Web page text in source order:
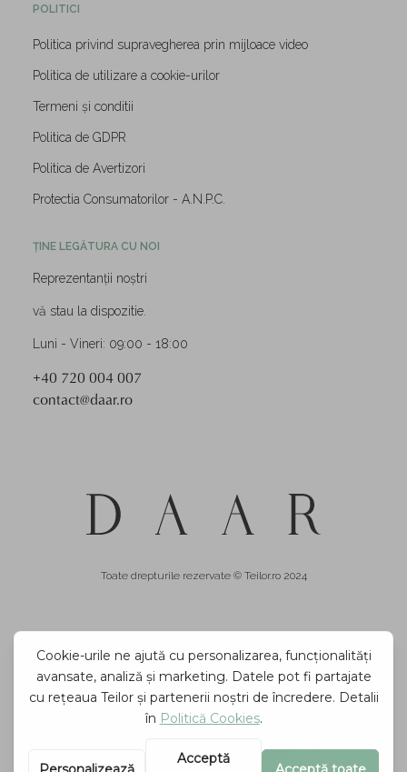
POLITICI
Politica privind supravegherea prin mijloace video
Politica de utilizare a cookie-urilor
Termeni și conditii
Politica de GDPR
Politica de Avertizori
Protectia Consumatorilor - A.N.P.C.
ȚINE LEGĂTURA CU NOI
Reprezentanții noștri
vă stau la dispozitie.
Luni - Vineri: 09:00 - 18:00
+40 720 004 007
contact@daar.ro
Toate drepturile rezervate © Teilor.ro 2024